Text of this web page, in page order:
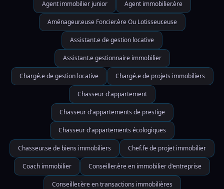
Agent immobilier junior Agent immobilier.ère
Aménageur.euse Foncier.ère Ou Lotisseur.euse
Assistant.e de gestion locative
Assistant.e gestionnaire immobilier
Chargé.e de gestion locative Chargé.e de projets immobiliers
Chasseur d'appartement
Chasseur d'appartements de prestige
Chasseur d'appartements écologiques
Chasseur.se de biens immobiliers Chef.fe de projet immobilier
Coach immobilier Conseiller.ère en immobilier d'entreprise
Conseiller.ère en transactions immobilières